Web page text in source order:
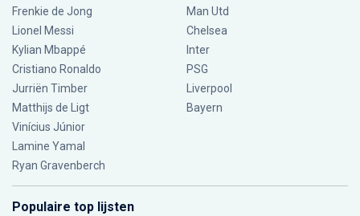
Frenkie de Jong
Lionel Messi
Kylian Mbappé
Cristiano Ronaldo
Jurriën Timber
Matthijs de Ligt
Vinícius Júnior
Lamine Yamal
Ryan Gravenberch
Man Utd
Chelsea
Inter
PSG
Liverpool
Bayern
Populaire top lijsten